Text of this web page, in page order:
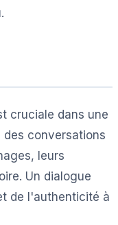
cruciale dans une
des conversations
leurs
Un dialogue
de l'authenticité à